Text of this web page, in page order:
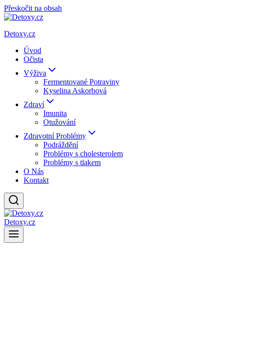
Přeskočit na obsah
Detoxy.cz
Úvod
Očista
Výživa
Fermentované Potraviny
Kyselina Askorbová
Zdraví
Imunita
Otužování
Zdravotní Problémy
Podráždění
Problémy s cholesterolem
Problémy s tlakem
O Nás
Kontakt
Detoxy.cz